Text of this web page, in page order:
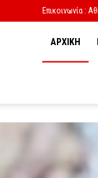
Επικοινωνία :
ΑΡΧΙΚΗ